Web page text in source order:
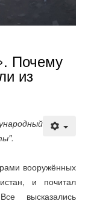
Почему
из
вооружённых
и почитал
высказались